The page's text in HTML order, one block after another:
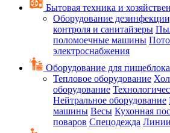
Бытовая техника и
Оборудование
контроля и санитайзеры
поломоечные машины
электроснабжения
Оборудование для пищеблока
Тепловое оборудование
оборудование
Нейтральное оборудование
машины Весы Кухонная
поваров Спецодежда Линии